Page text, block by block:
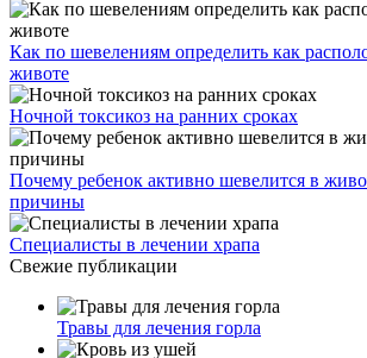
Как по шевелениям определить как
животе
Ночной токсикоз на ранних сроках
Почему ребенок активно шевелится в
причины
Специалисты в лечении храпа
Свежие публикации
Травы для лечения горла